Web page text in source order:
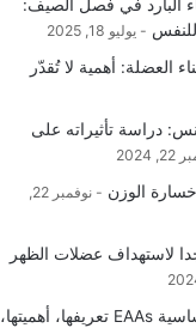
T
u
b
e
ق
ر
ا
ا
ل
م
ع
R
البارد في فصل الصيف:
يوليو 18, 2025
العضلة: أهمية لا تُقدّر
دراسة تأثيراته على
خسارة الوزن
نوفمبر 22,
لاستهداف عضلات الظهر
الأحماض الأمينية الأساسية EAAs تعريفها، أهميتها،